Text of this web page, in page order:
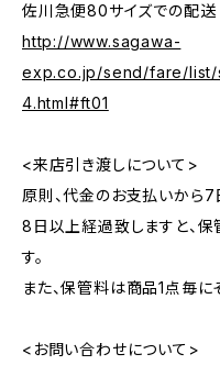
佐川急便80サイズでの配送
http://www.sagawa-
exp.co.jp/send/fare/
4.html#ft01
<来店引き渡しについて>
原則、代金のお支払いから7
8日以上経過致しますと、保
す。
また、保管料は商品1点毎に
<お問い合わせについて>